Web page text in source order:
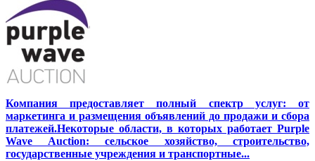
Компания предоставляет полный спектр услуг: от
маркетинга и размещения объявлений до продажи и сбора
платежей.Некоторые области, в которых работает Purple
Wave Auction: сельское хозяйство, строительство,
государственные учреждения и транспортные...